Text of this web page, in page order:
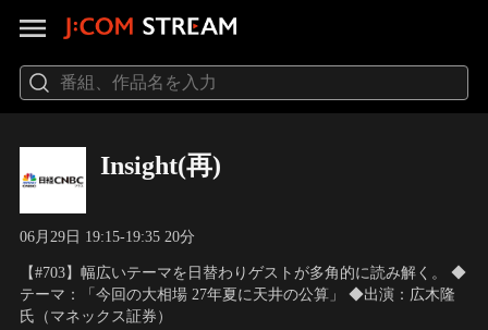
Insight(再)
06月29日 19:15-19:35 20分
【#703】幅広いテーマを日替わりゲストが多角的に読み解く。 ◆
テーマ：「今回の大相場 27年夏に天井の公算」 ◆出演：広木隆
氏（マネックス証券）